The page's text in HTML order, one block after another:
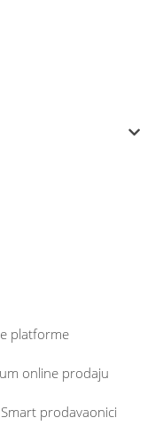
platforme
online prodaju
prodavaonici